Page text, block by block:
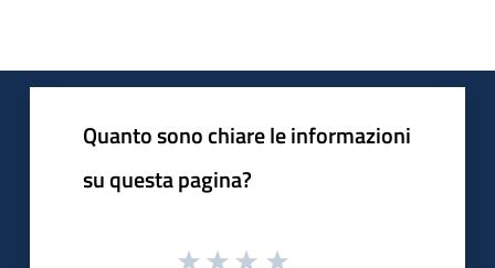
Quanto sono chiare le informazioni
su questa pagina?